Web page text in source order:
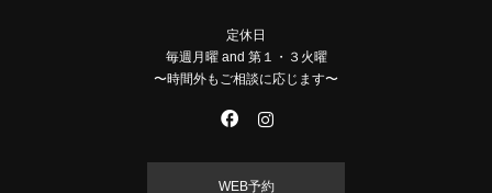
定休日
毎週月曜 and 第１・３火曜
〜時間外もご相談に応じます〜
WEB予約